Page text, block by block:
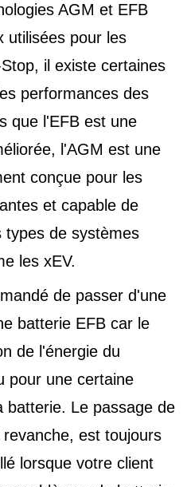
AGM et EFB
utilisées pour les
il existe certaines
performances des
que l'EFB est une
l'AGM est une
conçue pour les
et capable de
types de systèmes
les xEV.
de passer d'une
batterie EFB car le
de l'énergie du
pour une certaine
batterie. Le passage de
revanche, est toujours
lorsque votre client